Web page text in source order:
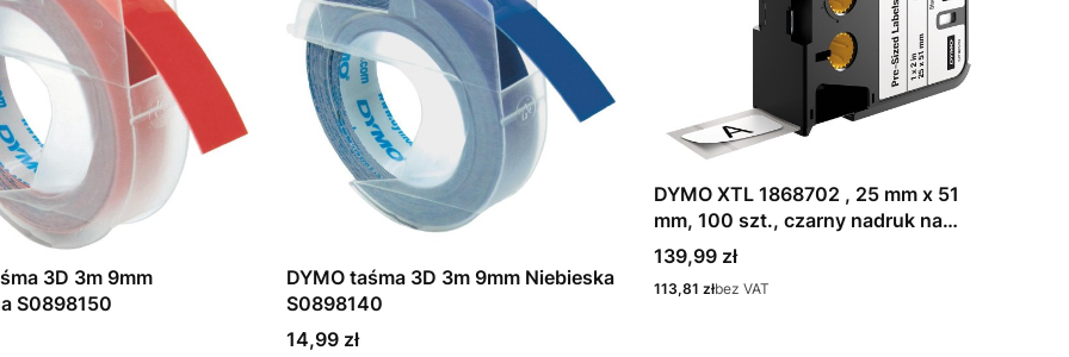
3D 3m 9mm
S0898150
DYMO taśma 3D 3m 9mm Niebieska
S0898140
Cena
14,99 zł
DYMO XTL 1868702 , 25 mm x 51
mm, 100 szt., czarny nadruk na
białym tle
Cena
139,99 zł
Cena
113,81 złbez VAT